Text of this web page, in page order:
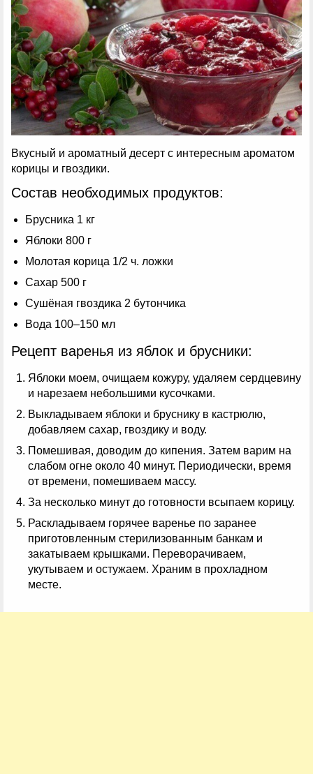
Вкусный и ароматный десерт с интересным ароматом
корицы и гвоздики.
Состав необходимых продуктов:
Брусника 1 кг
Яблоки 800 г
Молотая корица 1/2 ч. ложки
Сахар 500 г
Сушёная гвоздика 2 бутончика
Вода 100–150 мл
Рецепт варенья из яблок и брусники:
Яблоки моем, очищаем кожуру, удаляем сердцевину
и нарезаем небольшими кусочками.
Выкладываем яблоки и бруснику в кастрюлю,
добавляем сахар, гвоздику и воду.
Помешивая, доводим до кипения. Затем варим на
слабом огне около 40 минут. Периодически, время
от времени, помешиваем массу.
За несколько минут до готовности всыпаем корицу.
Раскладываем горячее варенье по заранее
приготовленным стерилизованным банкам и
закатываем крышками. Переворачиваем,
укутываем и остужаем. Храним в прохладном
месте.